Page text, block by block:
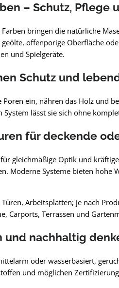
– Schutz, Pflege
bringen die natürliche
offenporige Oberfläche
und Spielgeräte.
Schutz und
ein, nähren das Holz und
System lässt sie sich ohne
für deckende
gleichmäßige Optik und
Moderne Systeme bieten hohe
Arbeitsplatten; je nach
Carports, Terrassen und
und nachhaltig
oder wasserbasiert,
und möglichen